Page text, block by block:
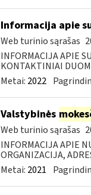
Informacija apie
Web turinio sąrašas
INFORMACIJA APIE
KONTAKTINIAI
Metai: 2022
Valstybinės
Web turinio sąrašas
INFORMACIJA APIE
ORGANIZACIJA,
Metai: 2021